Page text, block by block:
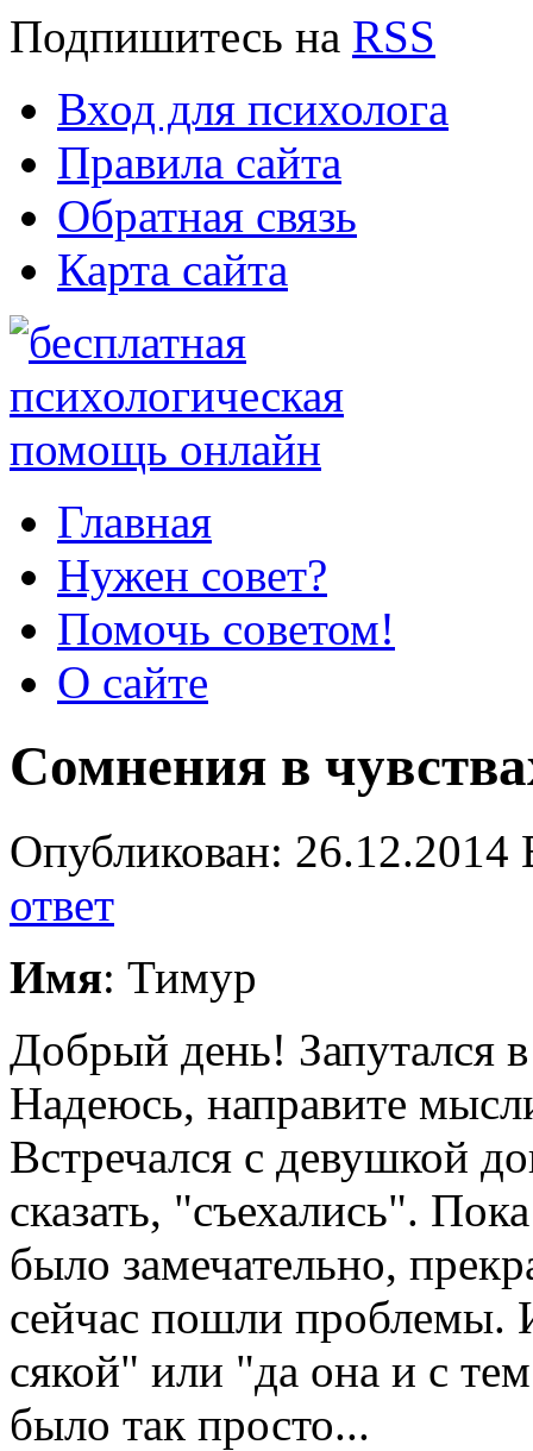
Подпишитесь на RSS
Вход для психолога
Правила сайта
Обратная связь
Карта сайта
Главная
Нужен совет?
Помочь советом!
О сайте
Сомнения в
Опубликован:
ответ
Имя: Тимур
Добрый день! Запутался в
Надеюсь, направите
Встречался с девушкой
сказать, "съехались".
было замечательно,
сейчас пошли проблемы.
сякой" или "да она и с
было так просто...